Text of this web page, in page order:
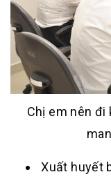
Chị em nên đi
Xuất huyết